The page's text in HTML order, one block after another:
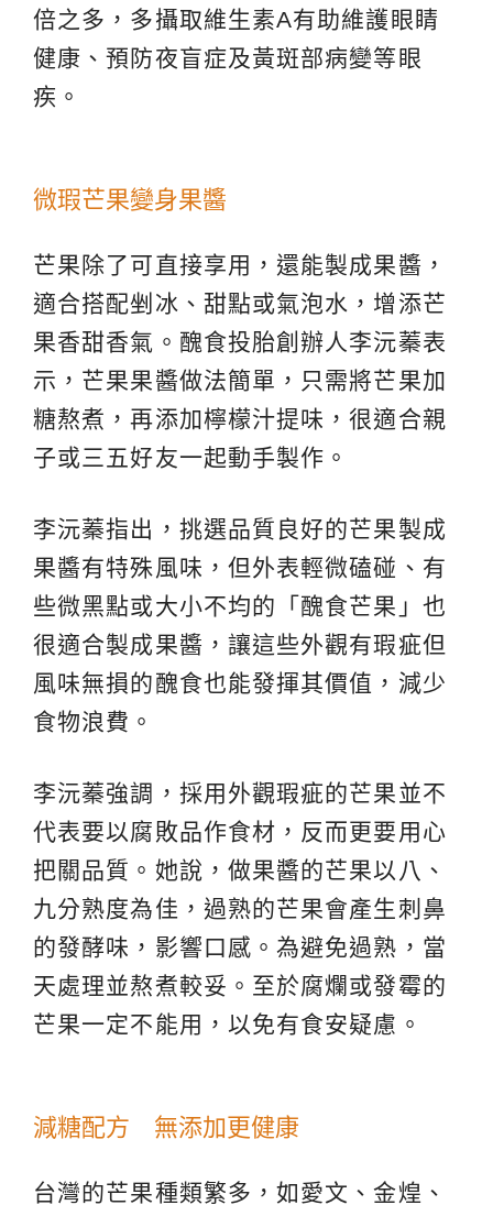
倍之多，多攝取維生素A有助維護眼睛
健康、預防夜盲症及黃斑部病變等眼
疾。
微瑕芒果變身果醬
芒果除了可直接享用，還能製成果醬，
適合搭配剉冰、甜點或氣泡水，增添芒
果香甜香氣。醜食投胎創辦人李沅蓁表
示，芒果果醬做法簡單，只需將芒果加
糖熬煮，再添加檸檬汁提味，很適合親
子或三五好友一起動手製作。
李沅蓁指出，挑選品質良好的芒果製成
果醬有特殊風味，但外表輕微磕碰、有
些微黑點或大小不均的「醜食芒果」也
很適合製成果醬，讓這些外觀有瑕疵但
風味無損的醜食也能發揮其價值，減少
食物浪費。
李沅蓁強調，採用外觀瑕疵的芒果並不
代表要以腐敗品作食材，反而更要用心
把關品質。她說，做果醬的芒果以八、
九分熟度為佳，過熟的芒果會產生刺鼻
的發酵味，影響口感。為避免過熟，當
天處理並熬煮較妥。至於腐爛或發霉的
芒果一定不能用，以免有食安疑慮。
減糖配方 無添加更健康
台灣的芒果種類繁多，如愛文、金煌、